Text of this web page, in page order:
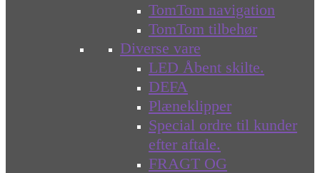
TomTom navigation
TomTom tilbehør
Diverse vare
LED Åbent skilte.
DEFA
Plæneklipper
Special ordre til kunder
efter aftale.
FRAGT OG